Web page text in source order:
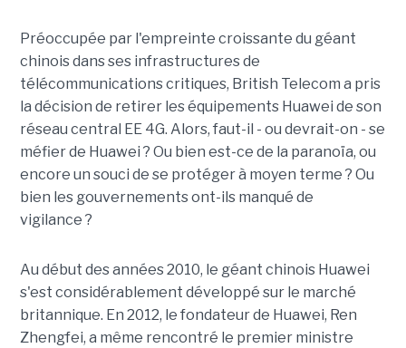
Préoccupée par l'empreinte croissante du géant
chinois dans ses infrastructures de
télécommunications critiques, British Telecom a pris
la décision de retirer les équipements Huawei de son
réseau central EE 4G. Alors, faut-il - ou devrait-on - se
méfier de Huawei ? Ou bien est-ce de la paranoïa, ou
encore un souci de se protéger à moyen terme ? Ou
bien les gouvernements ont-ils manqué de
vigilance ?
Au début des années 2010, le géant chinois Huawei
s'est considérablement développé sur le marché
britannique. En 2012, le fondateur de Huawei, Ren
Zhengfei, a même rencontré le premier ministre